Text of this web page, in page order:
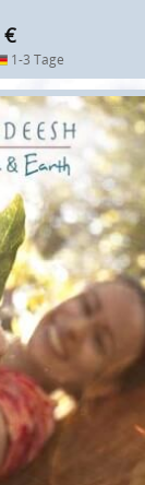
€
1-3 Tage